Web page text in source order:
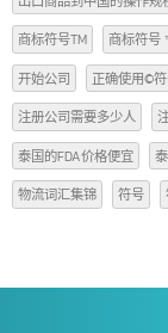
AFTA CEPT
GACC注册号有效期
tiktok
ธนาคาร dbs สิ
ฟอร์ม e คือ
ฟอร์ม ดี
中国开设公司
中国